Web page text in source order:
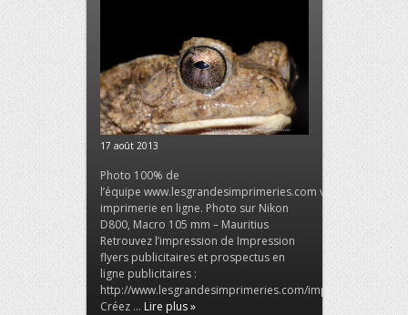
17 août 2013
Photo 100% de
l’équipe www.lesgrandesimprimeries.com votre
imprimerie en ligne. Photo sur Nikon
D800, Macro 105 mm – Mauritius
Retrouvez l’impression de Impression
flyers publicitaires et prospectus en
ligne publicitaires :
http://www.lesgrandesimprimeries.com/impression/flyers/
Créez ... Lire plus »